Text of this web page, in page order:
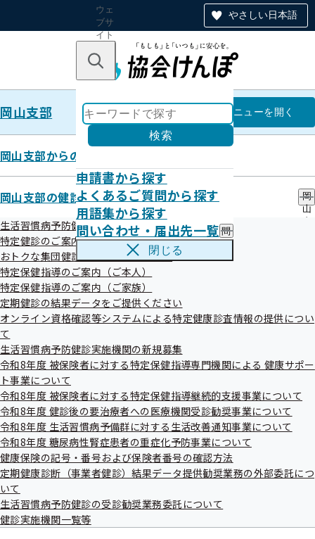
やさしい日本語
ウェ
ブサ
イト
のナ
ン
キーワードで探す
検索
申請書から探す
よくあるご質問から探す
用語集から探す
問い合わせ・届出先一覧 問
い
出
の
ブ
メ
ニ
ュ
ー
閉じる
岡山支部 岡山支部
メニューを開く
岡山支部からのお知らせ
岡山支部の健診・保健指導のご案内
岡
山
指
ご
案
の
ー
生活習慣病予防健診のご案内（ご本人）
特定健診のご案内（ご家族）
おトクな集団健診のご案内（ご家族）
特定保健指導のご案内（ご本人）
特定保健指導のご案内（ご家族）
定期健診の結果データをご提供ください
オンライン資格確認等システムによる特定健康診査情報の提供につい
て
生活習慣病予防健診実施機関の新規募集
令和8年度 被保険者に対する特定保健指導専門機関による 健康サポー
ト事業について
令和8年度 被保険者に対する特定保健指導継続的支援事業について
令和8年度 健診後の要治療者への医療機関受診勧奨事業について
令和8年度 生活習慣病予備群に対する生活改善通知事業について
令和8年度 糖尿病性腎症患者の重症化予防事業について
健康保険の記号・番号および保険者番号の確認方法
定期健康診断（事業者健診）結果データ提供勧奨業務の外部委託につ
いて
生活習慣病予防健診の受診勧奨業務委託について
健診実施機関一覧等
令和7年度第2回岡山支部評議会
開催案内
令和7年度第2回岡山支部評議会を開催いた
します
令和7年10月3日
標記について、次のとおり開催することとなりましたのでお
知らせいたします。
日時
令和7年10月17日（金） 14時00分～16時00分